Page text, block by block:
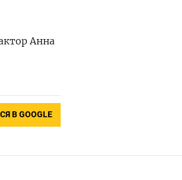
Анна
В GOOGLE